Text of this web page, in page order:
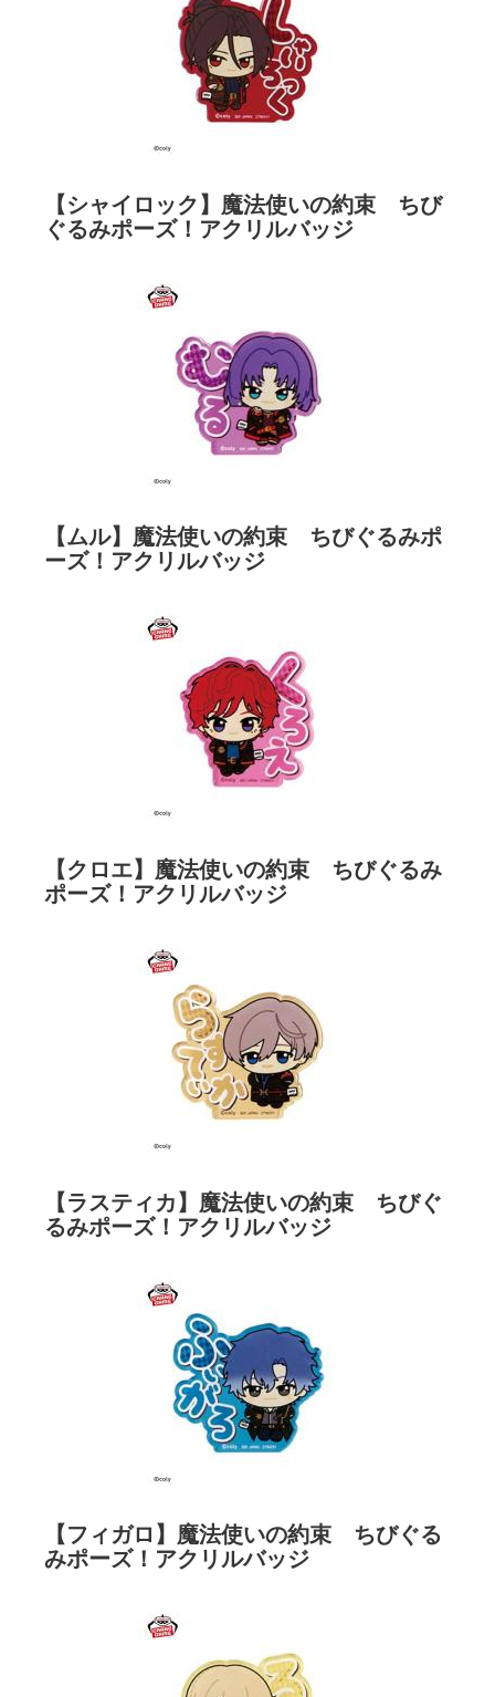
【シャイロック】魔法使いの約束 ちび
ぐるみポーズ！アクリルバッジ
【ムル】魔法使いの約束 ちびぐるみポ
ーズ！アクリルバッジ
【クロエ】魔法使いの約束 ちびぐるみ
ポーズ！アクリルバッジ
【ラスティカ】魔法使いの約束 ちびぐ
るみポーズ！アクリルバッジ
【フィガロ】魔法使いの約束 ちびぐる
みポーズ！アクリルバッジ